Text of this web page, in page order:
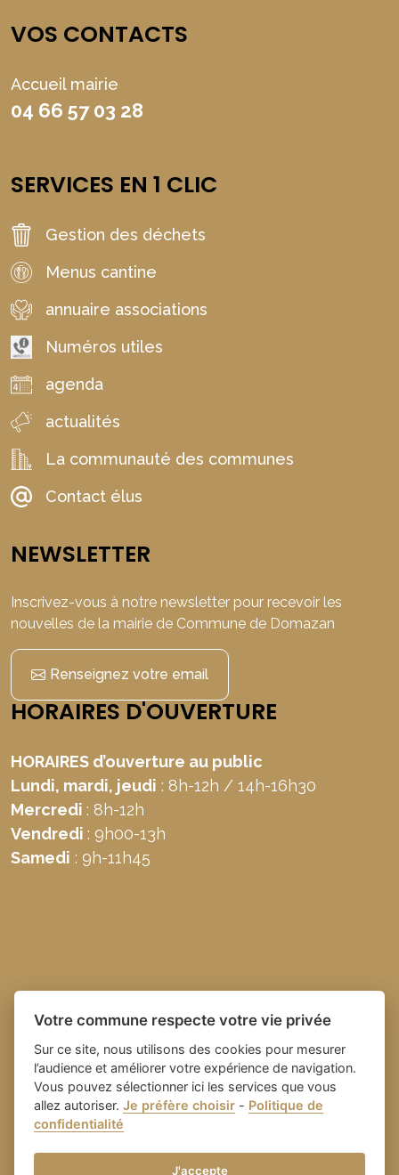
VOS CONTACTS
Accueil mairie
04 66 57 03 28
SERVICES EN 1 CLIC
Gestion des déchets
Menus cantine
annuaire associations
Numéros utiles
agenda
actualités
La communauté des communes
Contact élus
NEWSLETTER
Inscrivez-vous à notre newsletter pour recevoir les
nouvelles de la mairie de Commune de Domazan
Renseignez votre email
HORAIRES D'OUVERTURE
HORAIRES d’ouverture au public
Lundi, mardi, jeudi : 8h-12h / 14h-16h30
Mercredi : 8h-12h
Vendredi : 9h00-13h
Samedi : 9h-11h45
Place du village la solution web
et appli des collectivités
- Commune de
-
Gestion des cookies
Votre commune respecte votre vie privée
Sur ce site, nous utilisons des cookies pour mesurer
l’audience et améliorer votre expérience de navigation.
Vous pouvez sélectionner ici les services que vous
allez autoriser.Je préfère choisir - Politique de
confidentialité
J'accepte